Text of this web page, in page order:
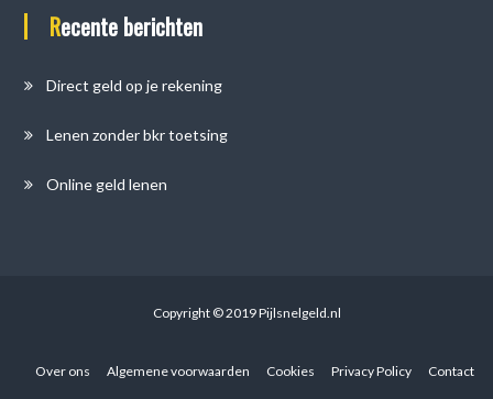
Recente berichten
Direct geld op je rekening
Lenen zonder bkr toetsing
Online geld lenen
Copyright © 2019 Pijlsnelgeld.nl
Over ons Algemene voorwaarden Cookies Privacy Policy Contact